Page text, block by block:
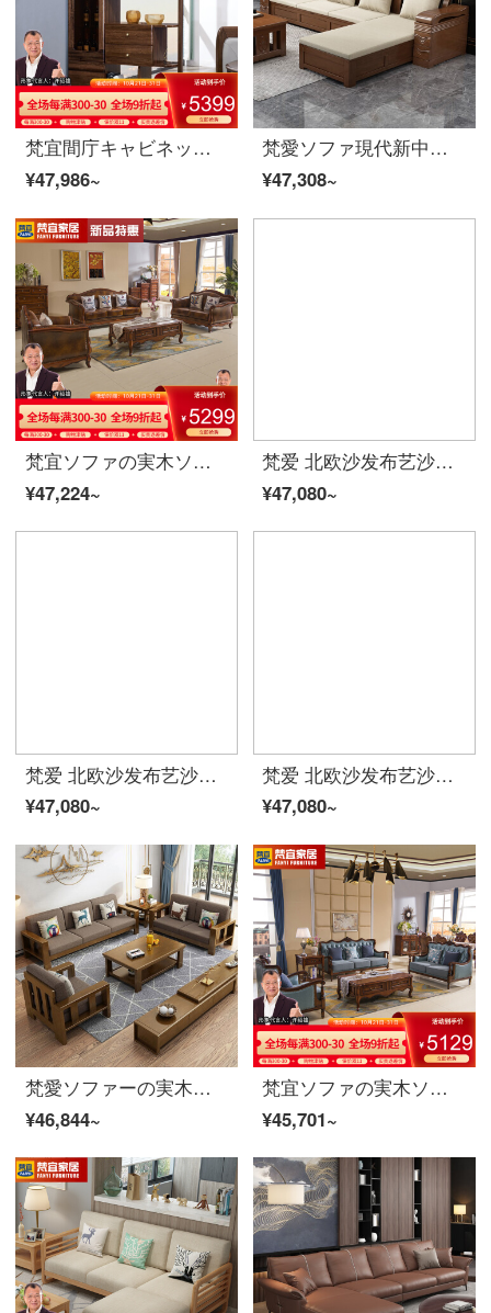
梵宜間庁キャビネット北米黒胡桃の木の実のキャビネットは客間の屏風の仕切り棚の玄関の戸棚の両面のキャビネットの装飾の簡単な保管物の戸棚のアメリカ式家具の8 L 01間のホールのキャビネットに入ります。
¥47,986~
梵愛ソファ現代新中国式ゴム木のソファー冬夏両用収納物ソファリビングセット家具保管物-四人位+貴妃+茶何+テレビキャビネット組立
¥47,308~
梵宜ソファの実木ソファアメリカ式ソファ桃の芯の大きさと部屋型の皮のソファー123セットの高級ソファルームの逸品の家具のシングル位のバラの金
¥47,224~
梵爱 北欧沙发布艺沙发冬夏两用实木框架纳米科技布乳胶沙发可以拆洗USB充电功能沙发客厅整装家具 七件套+0229茶几电视柜 旗舰版（科技布乳胶弹簧座包）
¥47,080~
梵爱 北欧沙发布艺沙发冬夏两用实木框架纳米科技布乳胶沙发可以拆洗USB充电功能沙发客厅整装家具 七件套+0229茶几电视柜 旗舰版（科技布乳胶弹簧座包）
¥47,080~
梵爱 北欧沙发布艺沙发冬夏两用实木框架纳米科技布乳胶沙发可以拆洗USB充电功能沙发客厅整装家具 七件套+0229茶几电视柜 旗舰版（科技布乳胶弹簧座包）
¥47,080~
梵愛ソファーの実木ソファ全実木布芸ソファー1+2+3セットのソファーリビングルームの家具1+2+3セット+いくつかのストレージ版-（冬と夏の両方）
¥46,844~
梵宜ソファの実木ソファアメリカ式ソファ桃の芯の大きさと部屋型の皮のソファー123セットの高級ソファルームの逸品の家具のシングル位のバラの金
¥45,701~